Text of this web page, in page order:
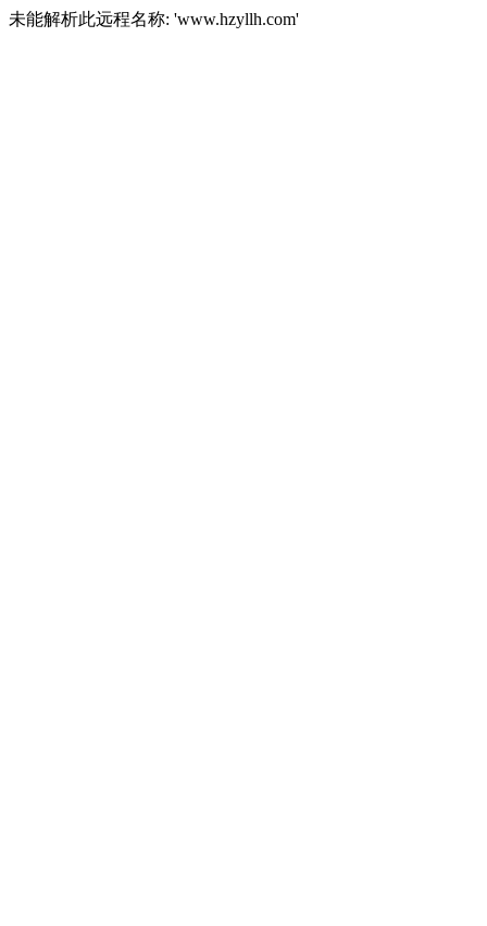
未能解析此远程名称: 'www.hzyllh.com'